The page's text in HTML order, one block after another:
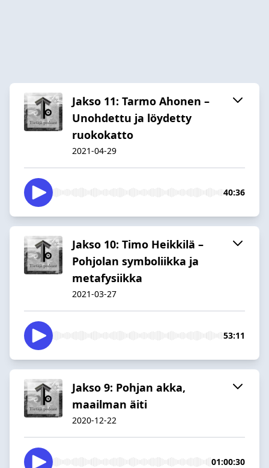
Jakso 11: Tarmo Ahonen –
Unohdettu ja löydetty
ruokokatto
2021-04-29
40:36
Jakso 10: Timo Heikkilä –
Pohjolan symboliikka ja
metafysiikka
2021-03-27
53:11
Jakso 9: Pohjan akka,
maailman äiti
2020-12-22
01:00:30